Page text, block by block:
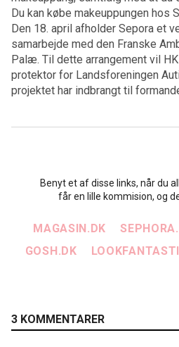
Du kan købe makeuppungen hos
Den 18. april afholder Sepora et
samarbejde med den Franske
Palæ. Til dette arrangement vil
protektor for Landsforeningen
projektet har indbrangt til
Benyt et af disse links, når du
får en lille kommision, og
MAGASIN.DK
GOSH.DK
3 KOMMENTARER